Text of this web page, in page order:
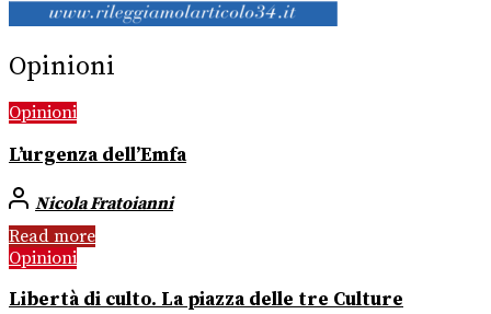
Opinioni
Opinioni
L’urgenza dell’Emfa
Nicola Fratoianni
Read more
Opinioni
Libertà di culto. La piazza delle tre Culture